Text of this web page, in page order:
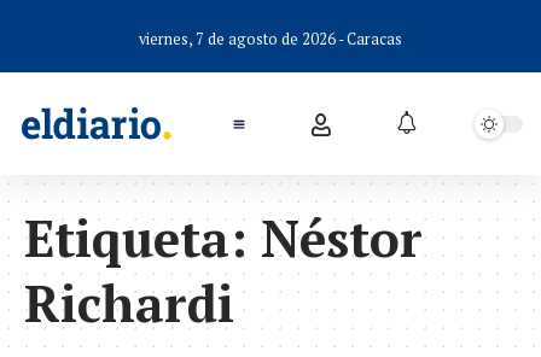
viernes, 7 de agosto de 2026 - Caracas
Etiqueta: Néstor
Richardi